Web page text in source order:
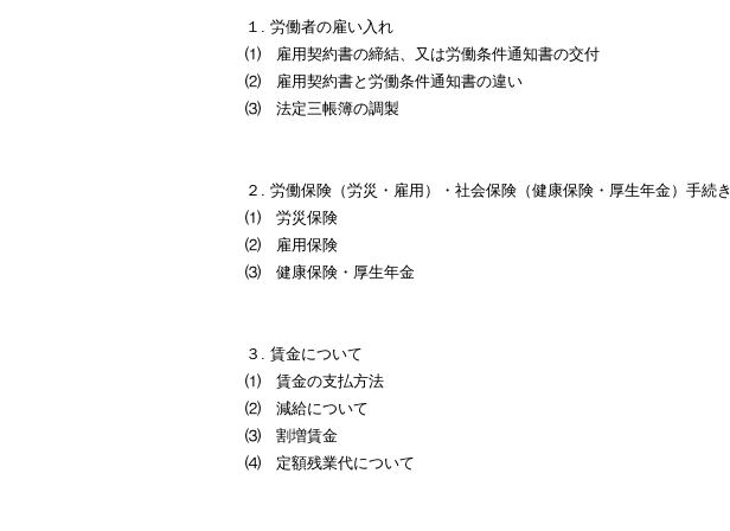
１. 労働者の雇い入れ
⑴ 雇用契約書の締結、又は労働条件通知書の交付
⑵ 雇用契約書と労働条件通知書の違い
⑶ 法定三帳簿の調製
２. 労働保険（労災・雇用）・社会保険（健康保険・厚生年金）手続き
⑴ 労災保険
⑵ 雇用保険
⑶ 健康保険・厚生年金
３. 賃金について
⑴ 賃金の支払方法
⑵ 減給について
⑶ 割増賃金
⑷ 定額残業代について